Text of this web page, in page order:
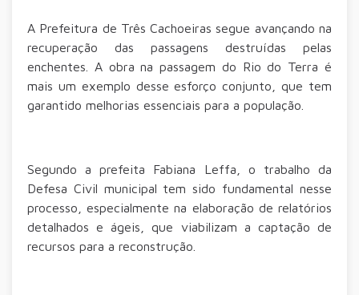
A Prefeitura de Três Cachoeiras segue avançando na
recuperação das passagens destruídas pelas
enchentes. A obra na passagem do Rio do Terra é
mais um exemplo desse esforço conjunto, que tem
garantido melhorias essenciais para a população.
Segundo a prefeita Fabiana Leffa, o trabalho da
Defesa Civil municipal tem sido fundamental nesse
processo, especialmente na elaboração de relatórios
detalhados e ágeis, que viabilizam a captação de
recursos para a reconstrução.